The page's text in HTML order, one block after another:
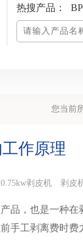
热搜产品：
您当前
作原理
0.75kw剥皮机 剥皮
品，也是一种
手工剥离费时费